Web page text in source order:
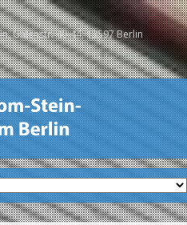
Galenstr. 40-44, 13597 Berlin